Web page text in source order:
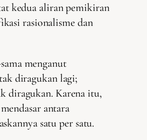
kedua aliran pemikiran
rasionalisme dan
menganut
diragukan lagi;
diragukan. Karena itu,
antara
satu per satu.